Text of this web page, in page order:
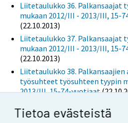
Tietoa evästeistä
Liitetaulukko 36. Palkansaajat
mukaan 2012/III - 2013/III, 15-
(22.10.2013)
Liitetaulukko 37. Palkansaajat
mukaan 2012/III - 2013/III, 15-
(22.10.2013)
Liitetaulukko 38.
työsuhteet työsuhteen tyypin
2013/III, 15-74-vuotiaat
työsuhteet työsuhteen tyypin